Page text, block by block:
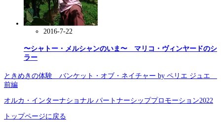
2016-7-22
〜シャトー・メルシャンのいま〜 マリコ・ヴィンヤードのシ
ラー
ときめきの体験 バンケット・オブ・ネイチャー by ペリエ ジュエ
前編
オルカ・インターナショナル パートナーシッププロモーション2022
トップページに戻る